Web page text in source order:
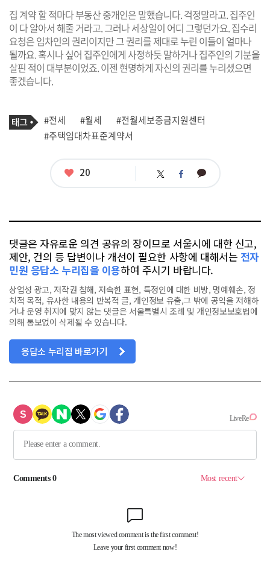
집 계약 할 적마다 부동산 중개인은 말했습니다. 걱정말라고. 집주인
이 다 알아서 해줄 거라고. 그러나 세상일이 어디 그렇던가요. 집수리
요청은 임차인의 권리이지만 그 권리를 제대로 누린 이들이 얼마나
될까요. 혹시나 싶어 집주인에게 사정하듯 말하거나 집주인의 기분을
살핀 적이 대부분이었죠. 이젠 현명하게 자신의 권리를 누리셨으면
좋겠습니다.
기
사
관
련
태
그
#전세 #월세
#전월세보증금지원센터
#주택임대차표준계약서
좋
20 트 페 카
댓글은 자유로운 의견 공유의 장이므로 서울시에 대한 신고,
제안, 건의 등 답변이나 개선이 필요한 사항에 대해서는 전자
민원 응답소 누리집을 이용하여 주시기 바랍니다.
상업성 광고, 저작권 침해, 저속한 표현, 특정인에 대한 비방, 명예훼손, 정
치적 목적, 유사한 내용의 반복적 글, 개인정보 유출,그 밖에 공익을 저해하
거나 운영 취지에 맞지 않는 댓글은 서울특별시 조례 및 개인정보보호법에
의해 통보없이 삭제될 수 있습니다.
응답소 누리집 바로가기